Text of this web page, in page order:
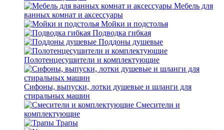
Мебель для
ванных комнат и аксессуары
Мойки и подстолья
Подводка гибкая
Поддоны душевые
Полотенцесушители и комплектующие
Сифоны, выпуски, лотки душевые и шланги для
стиральных машин
Смесители и
комплектующие
Трапы